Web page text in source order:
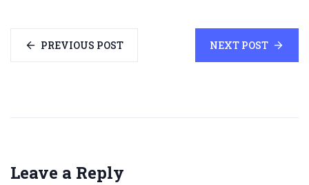
PREVIOUS POST NEXT POST
Leave a Reply